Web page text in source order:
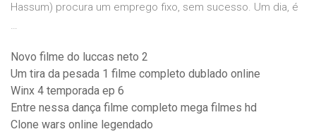
Hassum) procura um emprego fixo, sem sucesso. Um dia, é
…
Novo filme do luccas neto 2
Um tira da pesada 1 filme completo dublado online
Winx 4 temporada ep 6
Entre nessa dança filme completo mega filmes hd
Clone wars online legendado